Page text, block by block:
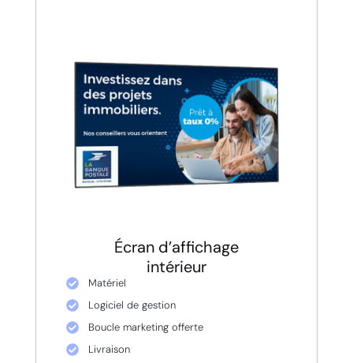
Écran d’affichage
intérieur
Matériel
Logiciel de gestion
Boucle marketing offerte
Livraison